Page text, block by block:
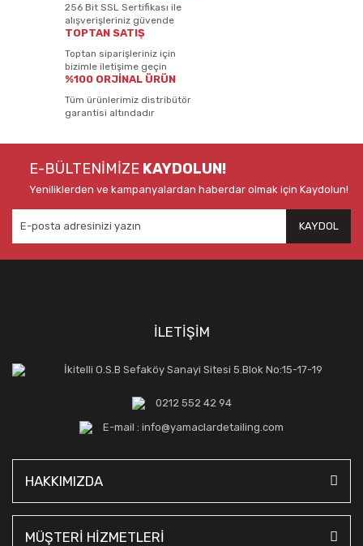
256 Bit SSL Sertifikası ile
alışverişleriniz güvende
TOPTAN SATIŞ
Toptan siparişleriniz için
bizimle iletişime geçin
%100 ORJİNAL ÜRÜN
Tüm ürünlerimiz distribütör
garantisi altındadır
E-BÜLTENİMİZE KAYDOLUN!
Yeniliklerden ve kampanyalardan haberdar olmak için Kaydolun!
KAYDOL
İLETİŞİM
İkitelli O.S.B Sefaköy Sanayi Sitesi 5.Blok No:15-17-19
0212 552 42 94
E-mail : info@yamaclardetailing.com
HAKKIMIZDA
MÜŞTERİ HİZMETLERİ